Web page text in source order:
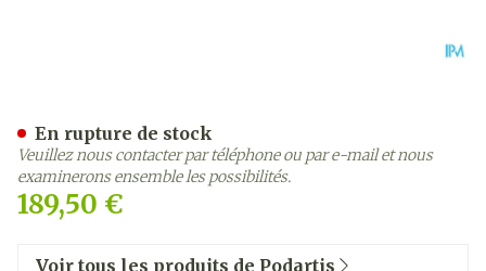
189,50 €
En rupture de stock
Veuillez nous contacter par téléphone ou par e-mail et nous
examinerons ensemble les possibilités.
Voir tous les produits de Podartis